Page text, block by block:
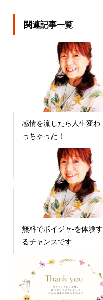
関連記事一覧
感情を流したら人生変わ
っちゃった！
無料でボイジャ-を体験す
るチャンスです